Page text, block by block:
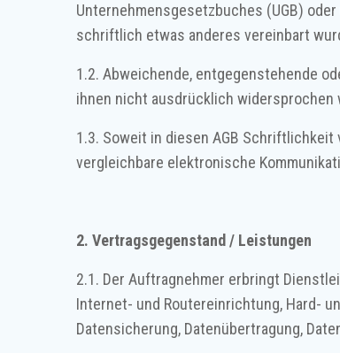
Unternehmensgesetzbuches (UGB)
schriftlich etwas anderes vereinbart
1.2. Abweichende, entgegenstehende
ihnen nicht ausdrücklich
1.3. Soweit in diesen AGB
vergleichbare elektronische
2. Vertragsgegenstand / Leistungen
2.1. Der Auftragnehmer erbringt
Internet- und Routereinrichtung, Hard-
Datensicherung, Datenübertragung,